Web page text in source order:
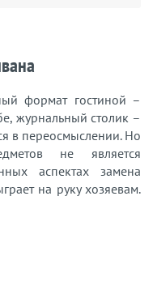
формат гостиной –
журнальный столик –
в переосмыслении. Но
не является
аспектах замена
на руку хозяевам.